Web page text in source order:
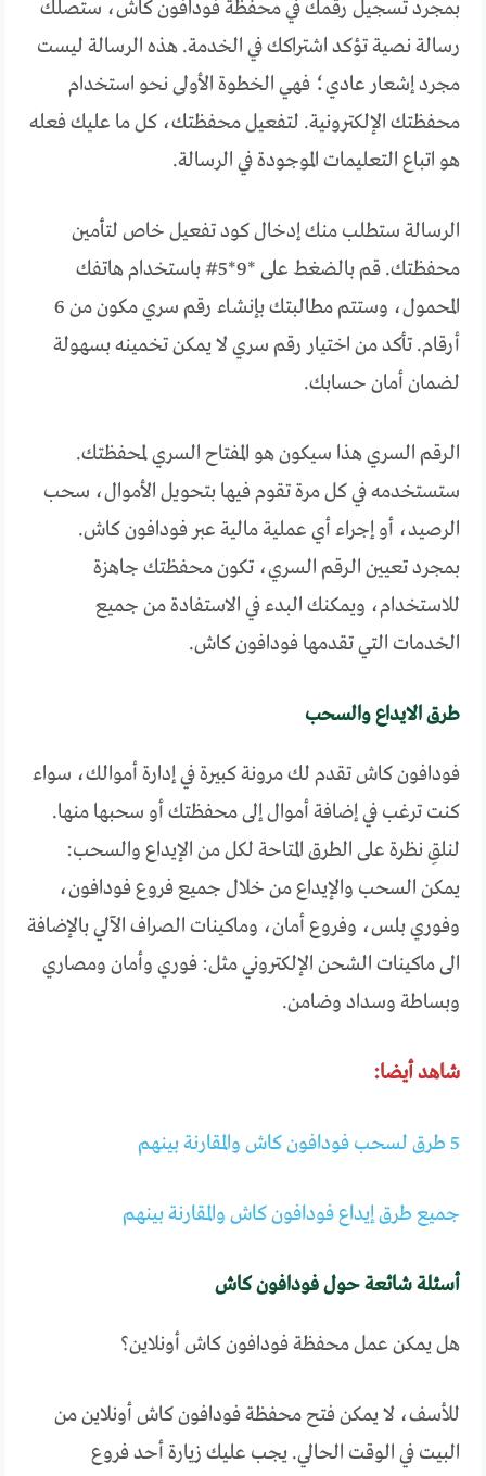
بمجرد تسجيل رقمك في محفظة فودافون كاش، ستصلك
رسالة نصية تؤكد اشتراكك في الخدمة. هذه الرسالة ليست
مجرد إشعار عادي؛ فهي الخطوة الأولى نحو استخدام
محفظتك الإلكترونية. لتفعيل محفظتك، كل ما عليك فعله
هو اتباع التعليمات الموجودة في الرسالة.
الرسالة ستطلب منك إدخال كود تفعيل خاص لتأمين
محفظتك. قم بالضغط على *9*5# باستخدام هاتفك
المحمول، وستتم مطالبتك بإنشاء رقم سري مكون من 6
أرقام. تأكد من اختيار رقم سري لا يمكن تخمينه بسهولة
لضمان أمان حسابك.
الرقم السري هذا سيكون هو المفتاح السري لمحفظتك.
ستستخدمه في كل مرة تقوم فيها بتحويل الأموال، سحب
الرصيد، أو إجراء أي عملية مالية عبر فودافون كاش.
بمجرد تعيين الرقم السري، تكون محفظتك جاهزة
للاستخدام، ويمكنك البدء في الاستفادة من جميع
الخدمات التي تقدمها فودافون كاش.
طرق الايداع والسحب
فودافون كاش تقدم لك مرونة كبيرة في إدارة أموالك، سواء
كنت ترغب في إضافة أموال إلى محفظتك أو سحبها منها.
لنلقِ نظرة على الطرق المتاحة لكل من الإيداع والسحب:
يمكن السحب والإيداع من خلال جميع فروع فودافون،
وفوري بلس، وفروع أمان، وماكينات الصراف الآلي بالإضافة
الى ماكينات الشحن الإلكتروني مثل: فوري وأمان ومصاري
وبساطة وسداد وضامن.
شاهد أيضا:
5 طرق لسحب فودافون كاش والمقارنة بينهم
جميع طرق إيداع فودافون كاش والمقارنة بينهم
أسئلة شائعة حول فودافون كاش
هل يمكن عمل محفظة فودافون كاش أونلاين؟
للأسف، لا يمكن فتح محفظة فودافون كاش أونلاين من
البيت في الوقت الحالي. يجب عليك زيارة أحد فروع